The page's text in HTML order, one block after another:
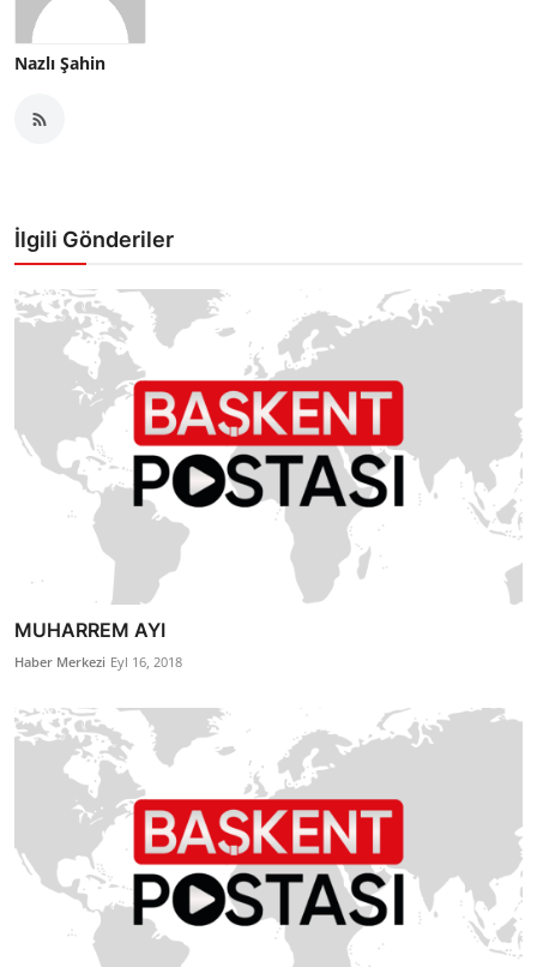
Nazlı Şahin
İlgili Gönderiler
MUHARREM AYI
Haber Merkezi Eyl 16, 2018